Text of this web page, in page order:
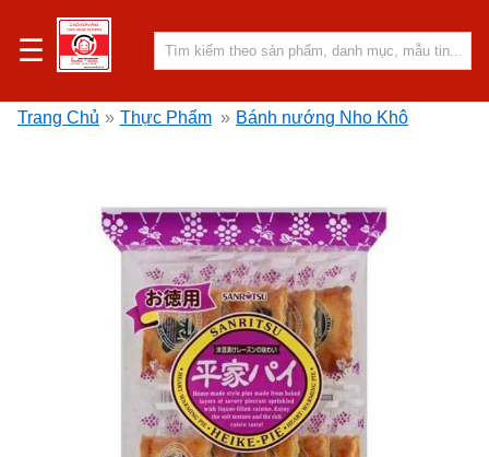
☰
Trang Chủ » Thực Phẩm » Bánh nướng Nho Khô